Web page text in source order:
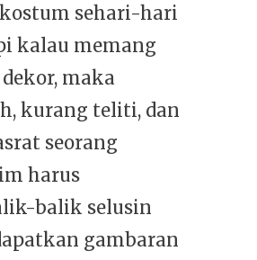
sehari-hari
kalau memang
maka
kurang teliti, dan
seorang
harus
balik selusin
gambaran